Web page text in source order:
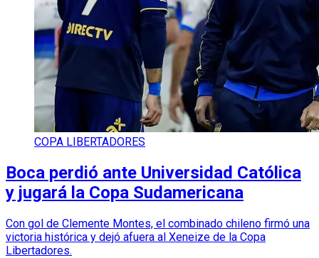
COPA LIBERTADORES
Boca perdió ante Universidad Católica
y jugará la Copa Sudamericana
Con gol de Clemente Montes, el combinado chileno firmó una
victoria histórica y dejó afuera al Xeneize de la Copa
Libertadores.